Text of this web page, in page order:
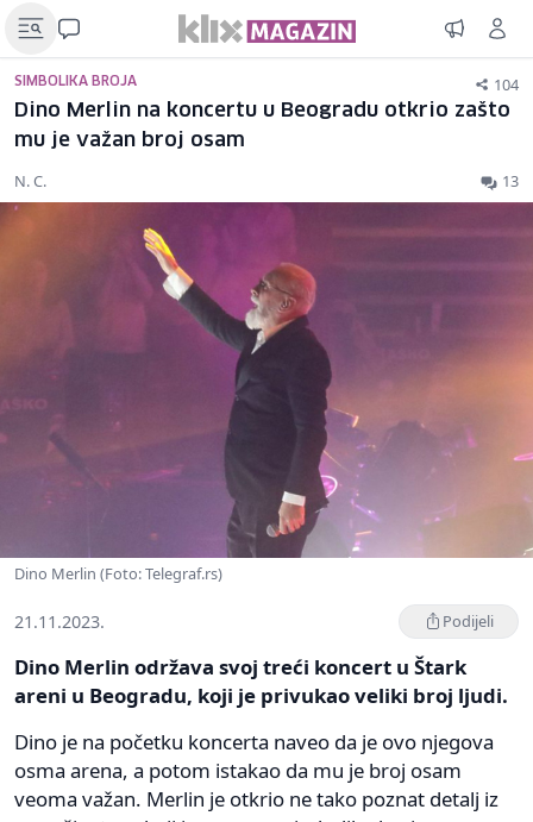
SIMBOLIKA BROJA 104
Dino Merlin na koncertu u Beogradu otkrio zašto
mu je važan broj osam
N. C. 13
Dino Merlin (Foto: Telegraf.rs)
21.11.2023. Podijeli
Dino Merlin održava svoj treći koncert u Štark
areni u Beogradu, koji je privukao veliki broj ljudi.
Dino je na početku koncerta naveo da je ovo njegova
osma arena, a potom istakao da mu je broj osam
veoma važan. Merlin je otkrio ne tako poznat detalj iz